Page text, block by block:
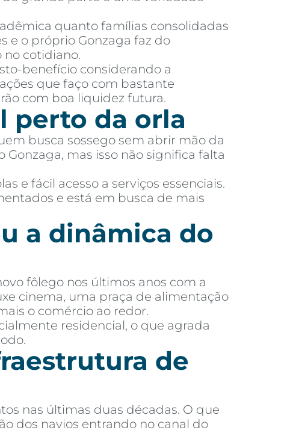
quanto famílias consolidadas
e o próprio Gonzaga faz do
cotidiano.
benefício considerando a
que faço com bastante
com boa liquidez futura.
perto da orla
busca sossego sem abrir mão da
mas isso não significa falta
e fácil acesso a serviços essenciais.
e está em busca de mais
a dinâmica do
fôlego nos últimos anos com a
cinema, uma praça de alimentação
o comércio ao redor.
residencial, o que agrada
de
nas últimas duas décadas. O que
dos navios entrando no canal do